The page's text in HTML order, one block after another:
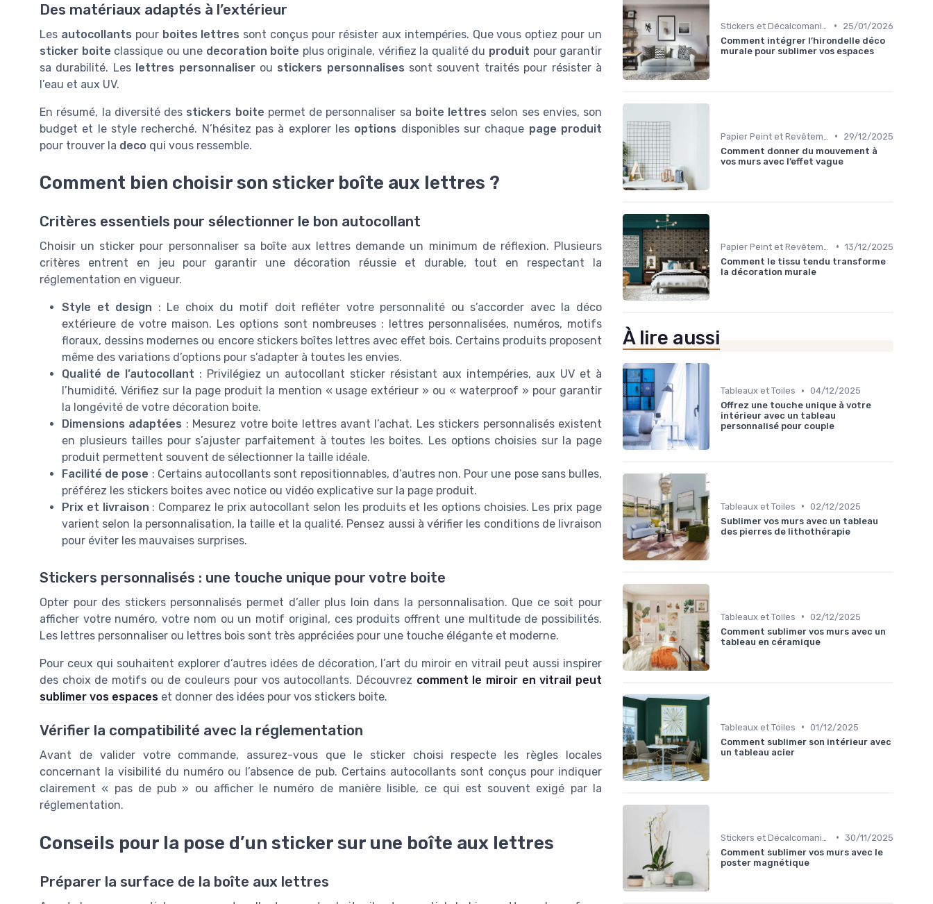
Des matériaux adaptés à l’extérieur
Les autocollants pour boites lettres sont conçus pour résister aux intempéries. Que vous optiez pour un
sticker boite classique ou une decoration boite plus originale, vérifiez la qualité du produit pour garantir
sa durabilité. Les lettres personnaliserou stickers personnalises sont souvent traités pour résister à
l’eau et aux UV.
En résumé, la diversité des stickers boite permet de personnaliser sa boite lettres selon ses envies, son
budget et le style recherché. N’hésitez pas à explorer les options disponibles sur chaque page produit
pour trouver la deco qui vous ressemble.
Comment bien choisir son sticker boîte aux lettres ?
Critères essentiels pour sélectionner le bon autocollant
Choisir un sticker pour personnaliser sa boîte aux lettres demande un minimum de réflexion. Plusieurs
critères entrent en jeu pour garantir une décoration réussie et durable, tout en respectant la
réglementation en vigueur.
Style et design : Le choix du motif doit refléter votre personnalité ou s’accorder avec la déco
extérieure de votre maison. Les options sont nombreuses : lettres personnalisées, numéros, motifs
floraux, dessins modernes ou encore stickers boîtes lettres avec effet bois. Certains produits proposent
même des variations d’options pour s’adapter à toutes les envies.
Qualité de l’autocollant : Privilégiez un autocollant sticker résistant aux intempéries, aux UV et à
l’humidité. Vérifiez sur la page produit la mention « usage extérieur » ou « waterproof » pour garantir
la longévité de votre décoration boite.
Dimensions adaptées : Mesurez votre boite lettres avant l’achat. Les stickers personnalisés existent
en plusieurs tailles pour s’ajuster parfaitement à toutes les boites. Les options choisies sur la page
produit permettent souvent de sélectionner la taille idéale.
Facilité de pose : Certains autocollants sont repositionnables, d’autres non. Pour une pose sans bulles,
préférez les stickers boites avec notice ou vidéo explicative sur la page produit.
Prix et livraison : Comparez le prix autocollant selon les produits et les options choisies. Les prix page
varient selon la personnalisation, la taille et la qualité. Pensez aussi à vérifier les conditions de livraison
pour éviter les mauvaises surprises.
Stickers personnalisés : une touche unique pour votre boite
Opter pour des stickers personnalisés permet d’aller plus loin dans la personnalisation. Que ce soit pour
afficher votre numéro, votre nom ou un motif original, ces produits offrent une multitude de possibilités.
Les lettres personnaliser ou lettres bois sont très appréciées pour une touche élégante et moderne.
Pour ceux qui souhaitent explorer d’autres idées de décoration, l’art du miroir en vitrail peut aussi inspirer
des choix de motifs ou de couleurs pour vos autocollants. Découvrez comment le miroir en vitrail peut
sublimer vos espaces et donner des idées pour vos stickers boite.
Vérifier la compatibilité avec la réglementation
Avant de valider votre commande, assurez-vous que le sticker choisi respecte les règles locales
concernant la visibilité du numéro ou l’absence de pub. Certains autocollants sont conçus pour indiquer
clairement « pas de pub » ou afficher le numéro de manière lisible, ce qui est souvent exigé par la
réglementation.
Conseils pour la pose d’un sticker sur une boîte aux lettres
Préparer la surface de la boîte aux lettres
•
25/01/2026
Comment intégrer l’hirondelle déco
murale pour sublimer vos espaces
•
29/12/2025
Comment donner du mouvement à
vos murs avec l’effet vague
• 13/12/2025
Comment le tissu tendu transforme
la décoration murale
À lire aussi
Tableaux et Toiles • 04/12/2025
Offrez une touche unique à votre
intérieur avec un tableau
personnalisé pour couple
Tableaux et Toiles • 02/12/2025
Sublimer vos murs avec un tableau
des pierres de lithothérapie
Tableaux et Toiles • 02/12/2025
Comment sublimer vos murs avec un
tableau en céramique
Tableaux et Toiles • 01/12/2025
Comment sublimer son intérieur avec
un tableau acier
• 30/11/2025
Comment sublimer vos murs avec le
poster magnétique